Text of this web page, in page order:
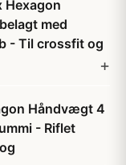
Hexagon
med
- Til crossfit og
Håndvægt 4
- Riflet